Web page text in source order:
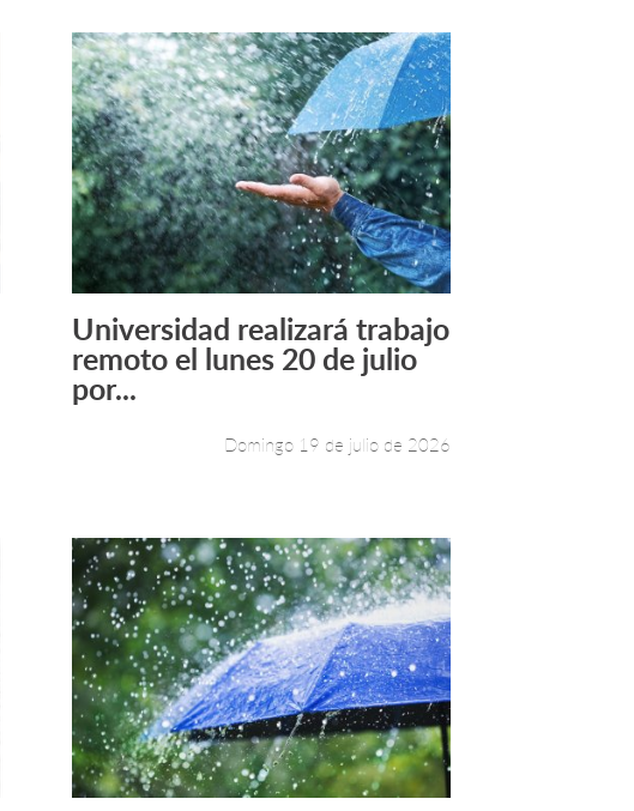
Leer más +
Universidad realizará trabajo
remoto el lunes 20 de julio
por...
Domingo 19 de julio de 2026